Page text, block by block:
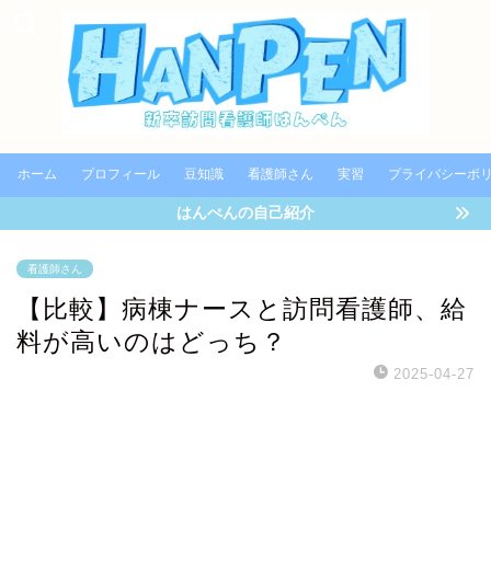
ホーム プロフィール 豆知識 看護師さん 実習 プライバシーポ
はんぺんの自己紹介
看護師さん
【比較】病棟ナースと訪問看護師、給
料が高いのはどっち？
2025-04-27